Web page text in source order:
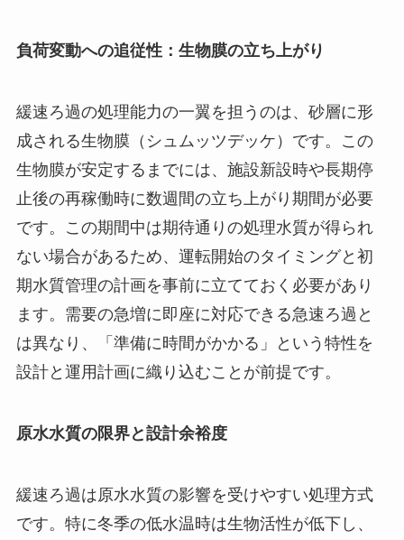
負荷変動への追従性：生物膜の立ち上がり
緩速ろ過の処理能力の一翼を担うのは、砂層に形
成される生物膜（シュムッツデッケ）です。この
生物膜が安定するまでには、施設新設時や長期停
止後の再稼働時に数週間の立ち上がり期間が必要
です。この期間中は期待通りの処理水質が得られ
ない場合があるため、運転開始のタイミングと初
期水質管理の計画を事前に立てておく必要があり
ます。需要の急増に即座に対応できる急速ろ過と
は異なり、「準備に時間がかかる」という特性を
設計と運用計画に織り込むことが前提です。
原水水質の限界と設計余裕度
緩速ろ過は原水水質の影響を受けやすい処理方式
です。特に冬季の低水温時は生物活性が低下し、